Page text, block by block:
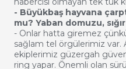
- Büyükbaş hayvana
mu? Yaban domuzu,
- Onlar hatta giremez
sağlam tel örgülerimiz var.
ekiplerimiz güzergah
ring yapar. Önemli olan